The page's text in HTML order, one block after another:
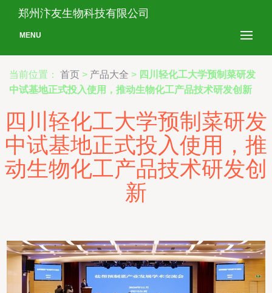
郑州汴友生物科技有限公司
MENU
当前位置： 首页 > 产品大全 > 四川轻化工大学预制菜研发
中试基地正式投入使用，推动生物化工产品技术研发创新
四川轻化工大学预制菜研发
中试基地正式投入使用，推
动生物化工产品技术研发创
新